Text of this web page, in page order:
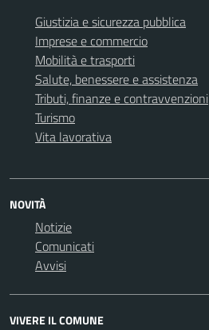
Giustizia e sicurezza pubblica
Imprese e commercio
Mobilità e trasporti
Salute, benessere e assistenza
Tributi, finanze e contravvenzioni
Turismo
Vita lavorativa
NOVITÀ
Notizie
Comunicati
Avvisi
VIVERE IL COMUNE